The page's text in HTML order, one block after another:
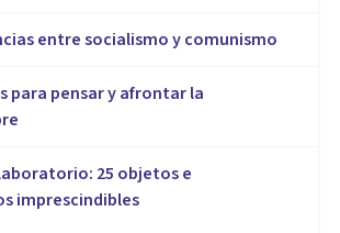
entre socialismo y comunismo
para pensar y afrontar la
25 objetos e
imprescindibles